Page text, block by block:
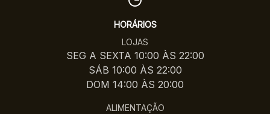
HORÁRIOS
LOJAS
SEG A SEXTA 10:00 ÀS 22:00
SÁB 10:00 ÀS 22:00
DOM 14:00 ÀS 20:00
ALIMENTAÇÃO